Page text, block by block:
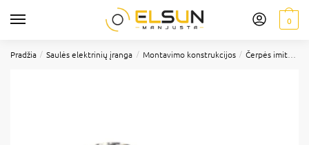
0
Pradžia / Saulės elektrinių įranga / Montavimo konstrukcijos / Čerpės imitacija (su smeigėm)